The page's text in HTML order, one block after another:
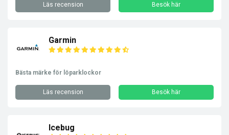
Läs recension Besök här
Garmin
Bästa märke för löparklockor
Läs recension Besök här
Icebug